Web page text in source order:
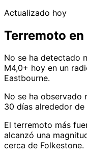
Actualizado hoy
Terremoto
No se ha detectado
M4,0+ hoy en un
Eastbourne.
No se ha observado
30 días alrededor de
El terremoto más
alcanzó una
cerca de Folkestone.